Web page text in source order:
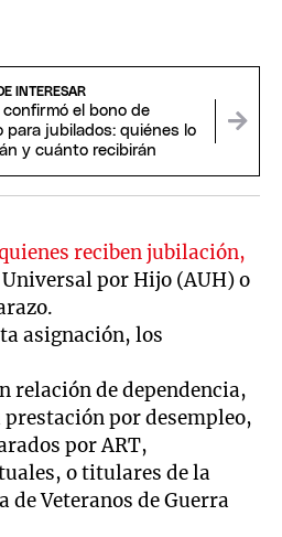
INTERESAR
el bono de
para jubilados: quiénes lo
y cuánto recibirán
reciben jubilación,
por Hijo (AUH) o
asignación, los
relación de dependencia,
por desempleo,
por ART,
o titulares de la
de Veteranos de Guerra